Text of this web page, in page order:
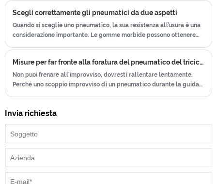
Scegli correttamente gli pneumatici da due aspetti
Quando si sceglie uno pneumatico, la sua resistenza all’usura è una
considerazione importante. Le gomme morbide possono ottenere
sono scarse.
Misure per far fronte alla foratura del pneumatico del triciclo
Non puoi frenare all'improvviso, dovresti rallentare lentamente.
Perché uno scoppio improvviso di un pneumatico durante la guida
Invia richiesta